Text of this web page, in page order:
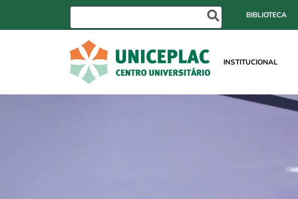
BIBLIOTECA
INSTITUCIONAL